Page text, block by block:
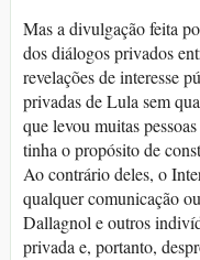
Mas a divulgação feita
dos diálogos privados
revelações de interesse
privadas de Lula sem
que levou muitas
tinha o propósito de
Ao contrário deles, o
qualquer comunicação
Dallagnol e outros
privada e, portanto,